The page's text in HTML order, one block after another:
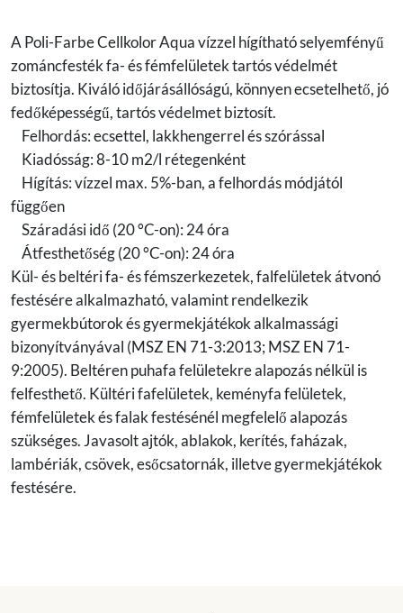
A Poli-Farbe Cellkolor Aqua vízzel hígítható selyemfényű
zománcfesték fa- és fémfelületek tartós védelmét
biztosítja. Kiváló időjárásállóságú, könnyen ecsetelhető, jó
fedőképességű, tartós védelmet biztosít.
Felhordás: ecsettel, lakkhengerrel és szórással
Kiadósság: 8-10 m2/l rétegenként
Hígítás: vízzel max. 5%-ban, a felhordás módjától
függően
Száradási idő (20 °C-on): 24 óra
Átfesthetőség (20 °C-on): 24 óra
Kül- és beltéri fa- és fémszerkezetek, falfelületek átvonó
festésére alkalmazható, valamint rendelkezik
gyermekbútorok és gyermekjátékok alkalmassági
bizonyítványával (MSZ EN 71-3:2013; MSZ EN 71-
9:2005). Beltéren puhafa felületekre alapozás nélkül is
felfesthető. Kültéri fafelületek, keményfa felületek,
fémfelületek és falak festésénél megfelelő alapozás
szükséges. Javasolt ajtók, ablakok, kerítés, faházak,
lambériák, csövek, esőcsatornák, illetve gyermekjátékok
festésére.